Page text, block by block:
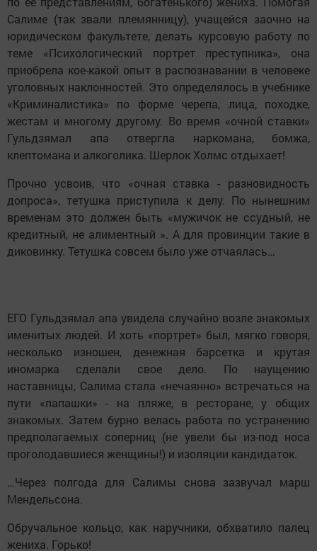
Салиме (так звали племянницу), учащейся заочно на
юридическом факультете, делать курсовую работу по
теме «Психологический портрет преступника», она
приобрела кое-какой опыт в распознавании в человеке
уголовных наклонностей. Это определялось в учебнике
«Криминалистика» по форме черепа, лица, походке,
жестам и многому другому. Во время «очной ставки»
Гульдзямал апа отвергла наркомана, бомжа,
клептомана и алкоголика. Шерлок Холмс отдыхает!
Прочно усвоив, что «очная ставка - разновидность
допроса», тетушка приступила к делу. По нынешним
временам это должен быть «мужичок не ссудный, не
кредитный, не алиментный ». А для провинции такие в
диковинку. Тетушка совсем было уже отчаялась…
ЕГО Гульдзямал апа увидела случайно возле знакомых
именитых людей. И хоть «портрет» был, мягко говоря,
несколько изношен, денежная барсетка и крутая
иномарка сделали свое дело. По наущению
наставницы, Салима стала «нечаянно» встречаться на
пути «папашки» - на пляже, в ресторане, у общих
знакомых. Затем бурно велась работа по устранению
предполагаемых соперниц (не увели бы из-под носа
проголодавшиеся женщины!) и изоляции кандидаток.
…Через полгода для Салимы снова зазвучал марш
Мендельсона.
Обручальное кольцо, как наручники, обхватило палец
жениха. Горько!